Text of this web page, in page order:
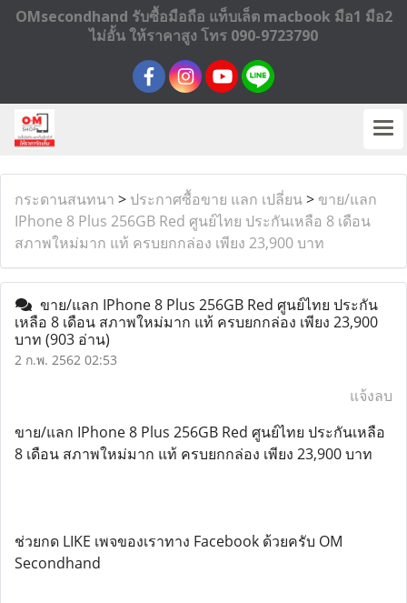
OMsecondhand รับซื้อมือถือ แท็บเล็ต macbook มือ1 มือ2
ไม่อั้น ให้ราคาสูง โทร 090-9723790
กระดานสนทนา > ประกาศซื้อขาย แลก เปลี่ยน> ขาย/แลก
IPhone 8 Plus 256GB Red ศูนย์ไทย ประกันเหลือ 8 เดือน
สภาพใหม่มาก แท้ ครบยกกล่อง เพียง 23,900 บาท
ขาย/แลก IPhone 8 Plus 256GB Red ศูนย์ไทย ประกัน
เหลือ 8 เดือน สภาพใหม่มาก แท้ ครบยกกล่อง เพียง 23,900
บาท (903 อ่าน)
2 ก.พ. 2562 02:53
แจ้งลบ
ขาย/แลก IPhone 8 Plus 256GB Red ศูนย์ไทย ประกันเหลือ
8 เดือน สภาพใหม่มาก แท้ ครบยกกล่อง เพียง 23,900 บาท
ช่วยกด LIKE เพจของเราทาง Facebook ด้วยครับ OM
Secondhand